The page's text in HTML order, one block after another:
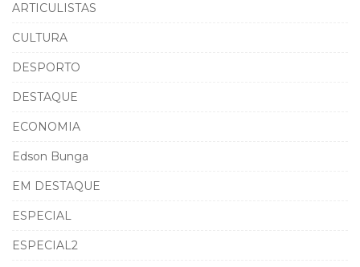
ARTICULISTAS
CULTURA
DESPORTO
DESTAQUE
ECONOMIA
Edson Bunga
EM DESTAQUE
ESPECIAL
ESPECIAL2